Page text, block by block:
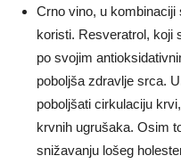
Crno vino, u kombinaciji
koristi. Resveratrol, koji
po svojim
poboljša zdravlje srca.
poboljšati cirkulaciju
krvnih ugrušaka. Osim
snižavanju lošeg